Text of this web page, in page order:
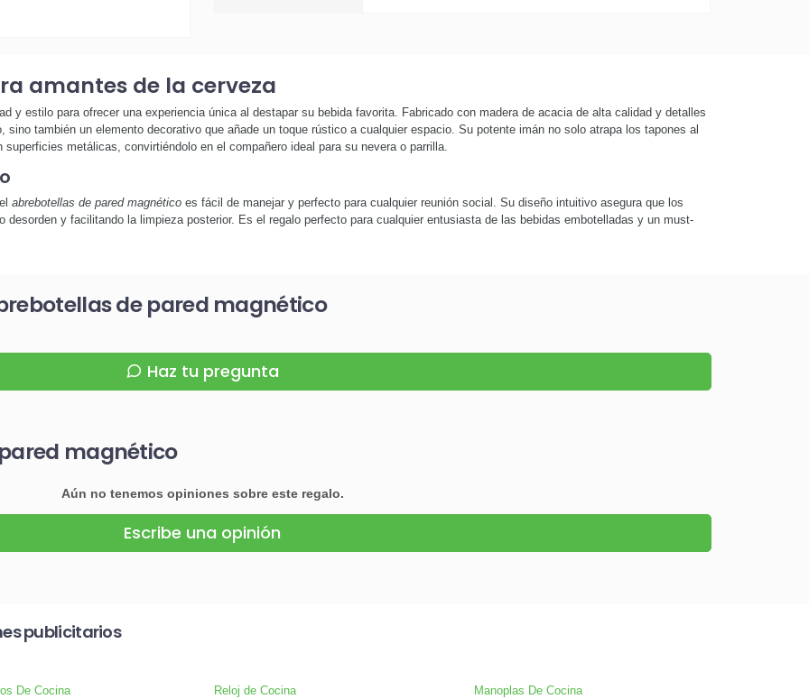
amantes de la cerveza
y estilo para ofrecer una experiencia única al destapar su bebida favorita. Fabricado con madera de acacia de alta calidad y detalles
también un elemento decorativo que añade un toque rústico a cualquier espacio. Su potente imán no solo atrapa los tapones al
metálicas, convirtiéndolo en el compañero ideal para su nevera o parrilla.
abrebotellas de pared magnéticoes fácil de manejar y perfecto para cualquier reunión social. Su diseño intuitivo asegura que los
y facilitando la limpieza posterior. Es el regalo perfecto para cualquier entusiasta de las bebidas embotelladas y un must-
de pared magnético
Haz tu pregunta
magnético
Aún no tenemos opiniones sobre este regalo.
Escribe una opinión
publicitarios
De Cocina Reloj de Cocina Manoplas De Cocina